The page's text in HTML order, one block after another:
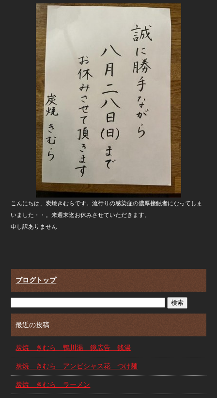
c
e
b
o
o
k
tt
e
こんにちは、炭焼きむらです。流行りの感染症の濃厚接触者になってしま
いました・・。来週末迄お休みさせていただきます。
申し訳ありません
ブログトップ
最近の投稿
炭焼 きむら 鴨川湯 鏡広告 銭湯
炭焼 きむら アンビシャス花 つけ麺
炭焼 きむら ラーメン